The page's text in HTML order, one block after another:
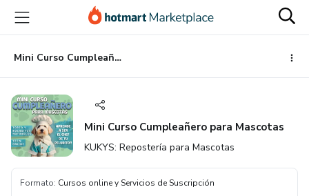
principal
página
de
página
Mini Curso Cumpleañero para Mascotas
Mini Curso Cumpleañero para Mascotas
KUKYS: Repostería para Mascotas
Formato: Cursos online y Servicios de Suscripción